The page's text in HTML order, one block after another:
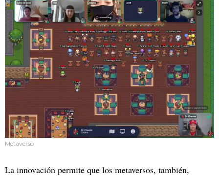
Metaverso
La innovación permite que los metaversos, también,